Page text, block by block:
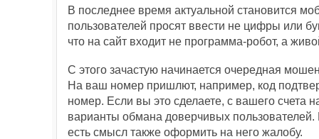
В последнее время актуальной становится
пользователей просят ввести не цифры или
что на сайт входит не программа-робот, а
С этого зачастую начинается очередная
На ваш номер пришлют, например, код
номер. Если вы это сделаете, с вашего счета
варианты обмана доверчивых
есть смысл также оформить на него жалобу.